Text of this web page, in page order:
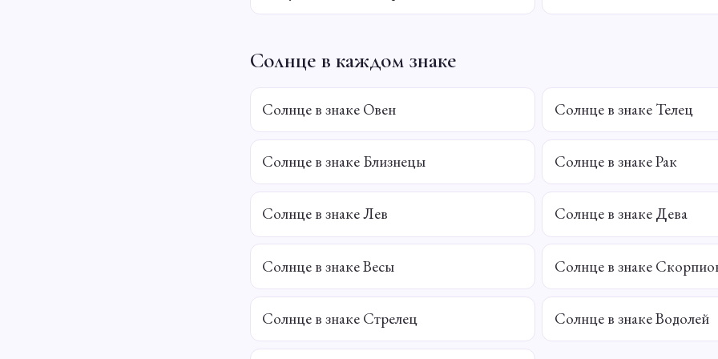
Солнце в каждом знаке
Солнце в знаке Овен Солнце в знаке Телец
Солнце в знаке Близнецы Солнце в знаке Рак
Солнце в знаке Лев Солнце в знаке Дева
Солнце в знаке Весы Солнце в знаке
Солнце в знаке Стрелец Солнце в знаке Водолей